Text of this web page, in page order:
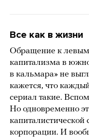
Все как в жизни
Обращение к
капитализма в
в кальмара» не
кажется, что
сериал такие.
Но одновременно
капиталистической
корпорации. И